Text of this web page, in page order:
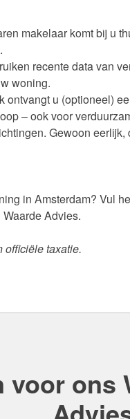
makelaar komt bij u
recente data van
woning.
ontvangt u (optioneel)
– ook voor
Gewoon
in Amsterdam? Vul
Advies.
officiële taxatie.
voor ons